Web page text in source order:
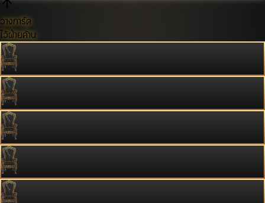
วางการ์ด
ไว้ฝ่ายค้าน